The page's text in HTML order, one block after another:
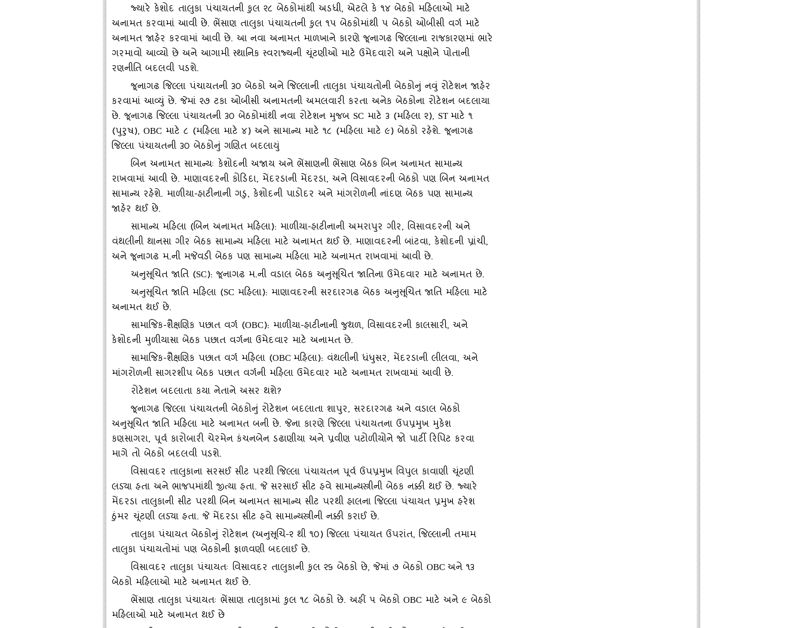
જ્‍યારે કેશોદ તાલુકા પંચાયતની કુલ ૨૮ બેઠકોમાંથી અડધી, એટલે કે ૧૪ બેઠકો મહિલાઓ માટે
અનામત કરવામાં આવી છે. ભેંસાણ તાલુકા પંચાયતની કુલ ૧૫ બેઠકોમાંથી ૫ બેઠકો ઓબીસી વર્ગ માટે
અનામત જાહેર કરવામાં આવી છે. આ નવા અનામત માળખાને કારણે જૂનાગઢ જિલ્લાના રાજકારણમાં ભારે
ગરમાવો આવ્‍યો છે અને આગામી સ્‍થાનિક સ્‍વરાજ્‍યની ચૂંટણીઓ માટે ઉમેદવારો અને પક્ષોને પોતાની
રણનીતિ બદલવી પડશે.
જૂનાગઢ જિલ્લા પંચાયતની ૩૦ બેઠકો અને જિલ્લાની તાલુકા પંચાયતોની બેઠકોનું નવું રોટેશન જાહેર
કરવામાં આવ્‍યું છે. જેમાં ૨૭ ટકા ઓબીસી અનામતની અમલવારી કરતા અનેક બેઠકોના રોટેશન બદલાયા
છે. જૂનાગઢ જિલ્લા પંચાયતની ૩૦ બેઠકોમાંથી નવા રોટેશન મુજબ SC માટે ૩ (મહિલા ૨), ST માટે ૧
(પુરુષ), OBC માટે ૮ (મહિલા માટે ૪) અને સામાન્‍ય માટે ૧૮ (મહિલા માટે ૯) બેઠકો રહેશે. જૂનાગઢ
જિલ્લા પંચાયતની ૩૦ બેઠકોનું ગણિત બદલાયું
બિન અનામત સામાન્‍યઃ કેશોદની અજાય અને ભેંસાણની ભેંસાણ બેઠક બિન અનામત સામાન્‍ય
રાખવામાં આવી છે. માણાવદરની કોડિદા, મેંદરડાની મેંદરડા, અને વિસાવદરની બેઠકો પણ બિન અનામત
સામાન્‍ય રહેશે. માળીયા-હાટીનાની ગડુ, કેશોદની પાડોદર અને માંગરોળની નાંદણ બેઠક પણ સામાન્‍ય
જાહેર થઈ છે.
સામાન્‍ય મહિલા (બિન અનામત મહિલા): માળીયા-હાટીનાની અમરાપુર ગીર, વિસાવદરની અને
વંથલીની થાનસા ગીર બેઠક સામાન્‍ય મહિલા માટે અનામત થઈ છે. માણાવદરની બાંટવા, કેશોદની પ્રાંચી,
અને જૂનાગઢ મ.ની મજેવડી બેઠક પણ સામાન્‍ય મહિલા માટે અનામત રાખવામાં આવી છે.
અનુસૂચિત જાતિ (SC): જૂનાગઢ મ.ની વડાલ બેઠક અનુસૂચિત જાતિના ઉમેદવાર માટે અનામત છે.
અનુસૂચિત જાતિ મહિલા (SCમહિલા): માણાવદરની સરદારગઢ બેઠક અનુસૂચિત જાતિ મહિલા માટે
અનામત થઈ છે.
સામાજિક-શૈક્ષણિક પછાત વર્ગ (OBC): માળીયા-હાટીનાની જુથળ, વિસાવદરની કાલસારી, અને
કેશોદની મુળીયાસા બેઠક પછાત વર્ગના ઉમેદવાર માટે અનામત છે.
સામાજિક-શૈક્ષણિક પછાત વર્ગ મહિલા (OBC મહિલા): વંથલીની ધંધુસર, મેંદરડાની લીલવા, અને
માંગરોળની સાગરશીપ બેઠક પછાત વર્ગની મહિલા ઉમેદવાર માટે અનામત રાખવામાં આવી છે.
રોટેશન બદલાતા કયા નેતાને અસર થશે?
જૂનાગઢ જિલ્લા પંચાયતની બેઠકોનું રોટેશન બદલાતા શાપુર, સરદારગઢ અને વડાલ બેઠકો
અનુસૂચિત જાતિ મહિલા માટે અનામત બની છે. જેના કારણે જિલ્લા પંચાયતના ઉપપ્રમુખ મુકેશ
કણસાગરા, પૂર્વ કારોબારી ચેરમેન કંચનબેન ડઢાણીયા અને પ્રવીણ પટોળીયોને જો પાર્ટી રિપિટ કરવા
માગે તો બેઠકો બદલવી પડશે.
વિસાવદર તાલુકાના સરસઈ સીટ પરથી જિલ્લા પંચાયતન પૂર્વ ઉપપ્રમુખ વિપુલ કાવાણી ચૂંટણી
લડ્‍યા હતા અને ભાજપમાંથી જીત્‍યા હતા. જે સરસાઈ સીટ હવે સામાન્‍યસ્ત્રીની બેઠક નક્કી થઈ છે. જ્‍યારે
મેંદરડા તાલુકાની સીટ પરથી બિન અનામત સામાન્‍ય સીટ પરથી હાલના જિલ્લા પંચાયત પ્રમુખ હરેશ
ઠુંમર ચૂંટણી લડ્‍યા હતા. જે મેંદરડા સીટ હવે સામાન્‍યસ્ત્રીની નક્કી કરાઈ છે.
તાલુકા પંચાયત બેઠકોનું રોટેશન (અનુસૂચિ-૨ થી ૧૦) જિલ્લા પંચાયત ઉપરાંત, જિલ્લાની તમામ
તાલુકા પંચાયતોમાં પણ બેઠકોની ફાળવણી બદલાઈ છે.
વિસાવદર તાલુકા પંચાયતઃ વિસાવદર તાલુકાની કુલ ૨૬ બેઠકો છે, જેમાં ૭ બેઠકો OBC અને ૧૩
બેઠકો મહિલાઓ માટે અનામત થઈ છે.
ભેંસાણ તાલુકા પંચાયતઃ ભેંસાણ તાલુકામાં કુલ ૧૮ બેઠકો છે. અહીં ૫ બેઠકો OBCમાટે અને ૯ બેઠકો
મહિલાઓ માટે અનામત થઈ છે